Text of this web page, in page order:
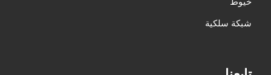
شبكة سلكية